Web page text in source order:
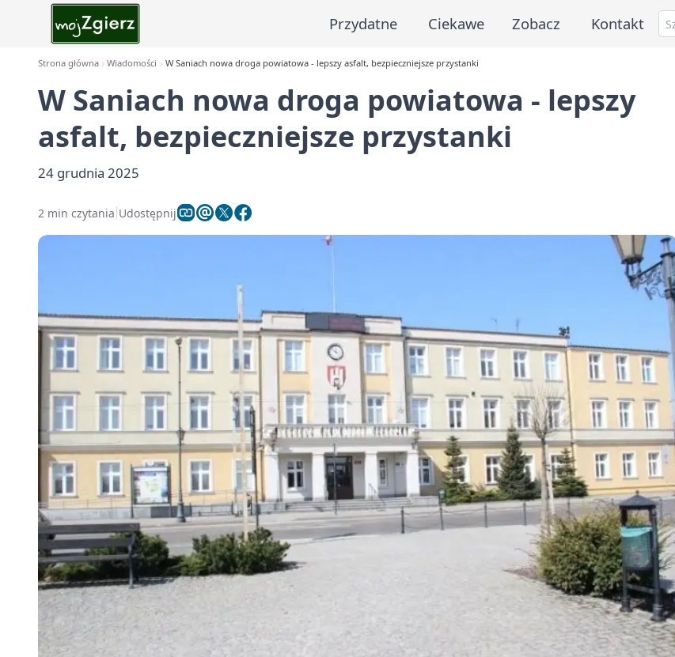
Przydatne Ciekawe Zobacz Kontakt
Strona główna Wiadomości W Saniach nowa droga powiatowa - lepszy asfalt, bezpieczniejsze przystanki
W Saniach nowa droga powiatowa - lepszy
asfalt, bezpieczniejsze przystanki
24 grudnia 2025
2 min czytania Udostępnij